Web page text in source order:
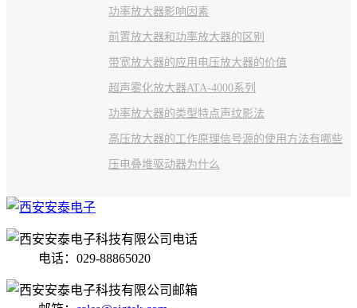
功率放大器影响因素
前置放大器和功率放大器的区别
带宽放大器的应用 电压放大器的价值
超声雾化放大器ATA-4000系列
功率放大器的类型特点声纹影法
高压放大器的工作原理信号源的使用方法有哪些
压电叠堆驱动器为什么
电话：029-88865020